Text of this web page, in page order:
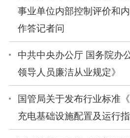
事业单位内部控制评价和
作答记者问
中共中央办公厅 国务院办
领导人员廉洁从业规定》
国管局关于发布行业标准
充电基础设施配置及运行